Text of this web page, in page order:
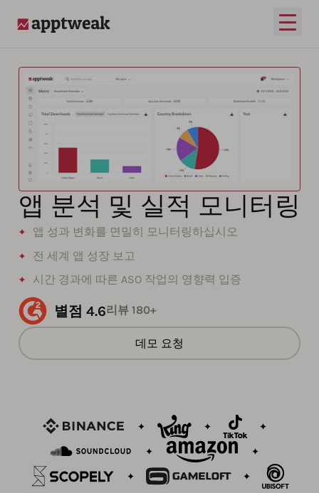
메인
앱 분석 및 실적 모니터링
앱 성과 변화를 면밀히 모니터링하십시오
전 세계 앱 성장 보고
시간 경과에 따른 ASO 작업의 영향력 입증
별점 4.6리뷰 180+
데모 요청